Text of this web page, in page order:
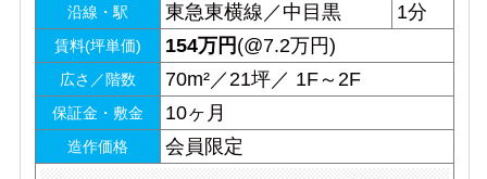
沿線・駅 東急東横線／中目黒 1分
賃料(坪単価) 154万円 (@7.2万円)
広さ／階数 70m²／21坪／ 1F～2F
保証金・敷金 10ヶ月
造作価格 会員限定